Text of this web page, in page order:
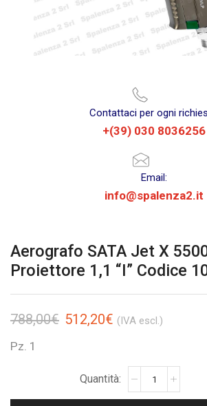
Contattaci per ogni
+(39) 030 8036256
Email:
info@spalenza2.it
Aerografo SATA Jet X
Proiettore 1,1 “I” Codice
788,00€ 512,20€ (IVA escl.)
Pz. 1